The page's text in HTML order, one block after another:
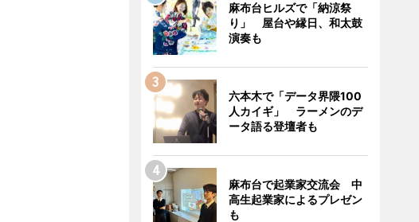
麻布台ヒルズで「納涼祭
り」 屋台や縁日、和太鼓
演奏も
六本木で「データ界隈100
人カイギ」 ラーメンのデ
ータ語る登壇者も
麻布台で起業家交流会 中
高生起業家によるプレゼン
も